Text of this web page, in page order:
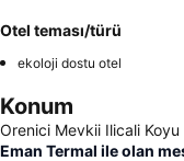
Otel teması/türü
ekoloji dostu otel
Konum
Orenici Mevkii Ilicali Koyu
Eman Termal ile olan